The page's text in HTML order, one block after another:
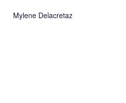
Mylene Delacretaz